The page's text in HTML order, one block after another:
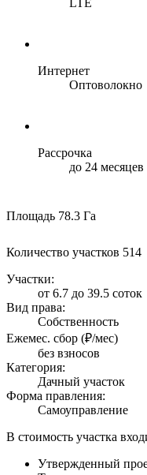
Интернет
Оптоволокно
Рассрочка
до 24 месяцев
Площадь 78.3 Га
Количество участков 514
Участки:
от 6.7 до 39.5 соток
Вид права:
Собственность
Ежемес. сбор (₽/мес)
без взносов
Категория:
Дачный участок
Форма правления:
Самоуправление
В стоимость участка
Утвержденный